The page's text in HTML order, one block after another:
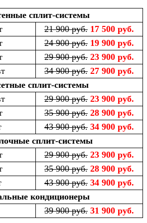
сплит-системы
21 900 руб. 17 500 руб.
24 900 руб. 19 900 руб.
29 900 руб. 23 900 руб.
34 900 руб. 27 900 руб.
сплит-системы
29 900 руб. 23 900 руб.
35 900 руб. 28 900 руб.
43 900 руб. 34 900 руб.
сплит-системы
29 900 руб. 23 900 руб.
35 900 руб. 28 900 руб.
43 900 руб. 34 900 руб.
кондиционеры
39 900 руб. 31 900 руб.